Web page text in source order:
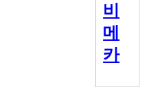
비
메
카